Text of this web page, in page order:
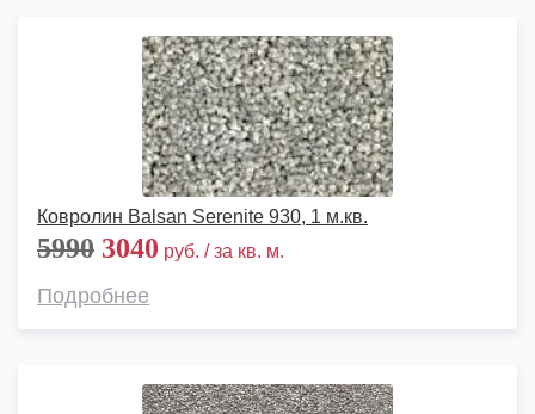
Ковролин Balsan Serenite 930, 1 м.кв.
5990 3040 руб. / за кв. м.
Подробнее